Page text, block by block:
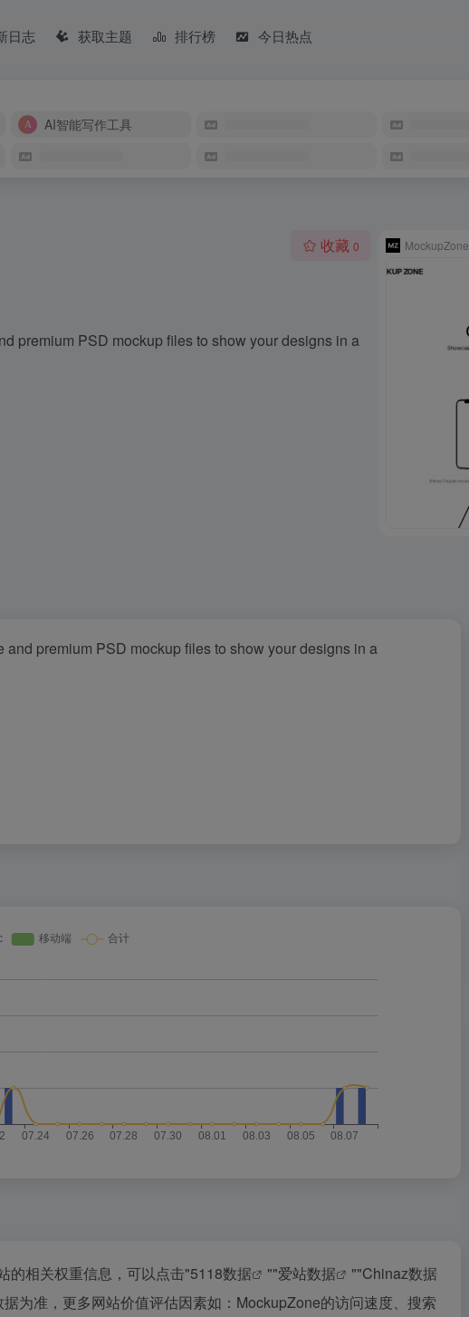
日志 获取主题 排行榜 今日热点
AI智能写作工具
收藏 0
premium PSD mockup files to show your designs in a
MockupZone
premium PSD mockup files to show your designs in a
的相关权重信息，可以点击"5118数据 ""爱站数据 ""Chinaz数据
为准，更多网站价值评估因素如：MockupZone的访问速度、搜索